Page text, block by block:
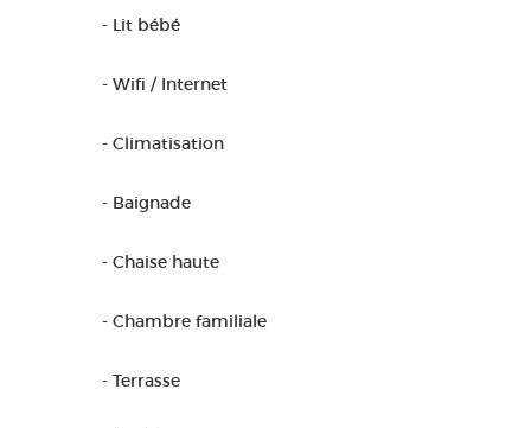
- Lit bébé
- Wifi / Internet
- Climatisation
- Baignade
- Chaise haute
- Chambre familiale
- Terrasse